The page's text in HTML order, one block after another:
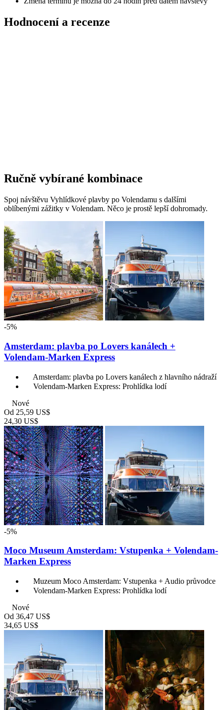
Hodnocení a recenze
Ručně vybírané kombinace
Spoj návštěvu Vyhlídkové plavby po Volendamu s dalšími
oblíbenými zážitky v Volendam. Něco je prostě lepší dohromady.
-5%
Amsterdam: plavba po Lovers kanálech +
Volendam-Marken Express
Amsterdam: plavba po Lovers kanálech z hlavního nádraží
Volendam-Marken Express: Prohlídka lodí
Nové
Od 25,59 US$
24,30 US$
-5%
Moco Museum Amsterdam: Vstupenka + Volendam-
Marken Express
Muzeum Moco Amsterdam: Vstupenka + Audio průvodce
Volendam-Marken Express: Prohlídka lodí
Nové
Od 36,47 US$
34,65 US$